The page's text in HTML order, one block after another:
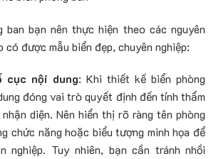
ban bạn nên thực hiện theo các nguyên
được mẫu biển đẹp, chuyên nghiệp:
cục nội dung: Khi thiết kế biển phòng
đóng vai trò quyết định đến tính thẩm
diện. Nên hiển thị rõ ràng tên phòng
chức năng hoặc biểu tượng minh họa để
nghiệp. Tuy nhiên, bạn cần tránh nhồi